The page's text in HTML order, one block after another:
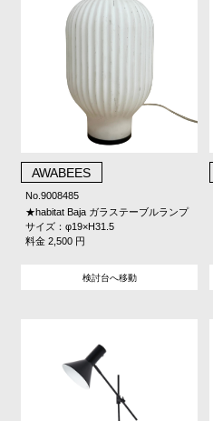
AWABEES
No.9008485
★habitat Baja ガラステーブルランプ
サイズ：φ19×H31.5
料金 2,500 円
検討台へ移動